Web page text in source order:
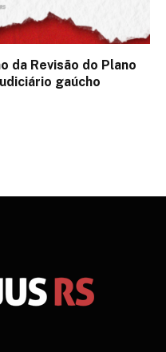
da Revisão do Plano
gaúcho